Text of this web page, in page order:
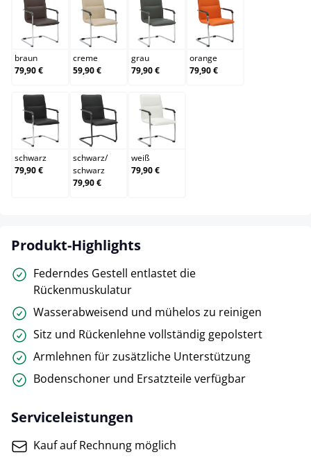
braun
braun
79,90 €
creme
creme
59,90 €
grau
grau
79,90 €
orange
orange
79,90 €
schwarz
schwarz
79,90 €
schwarz/schwarz
schwarz/
schwarz
79,90 €
weiß
weiß
79,90 €
Produkt-Highlights
Federndes Gestell entlastet die
Rückenmuskulatur
Wasserabweisend und mühelos zu reinigen
Sitz und Rückenlehne vollständig gepolstert
Armlehnen für zusätzliche Unterstützung
Bodenschoner und Ersatzteile verfügbar
Serviceleistungen
Kauf auf Rechnung möglich